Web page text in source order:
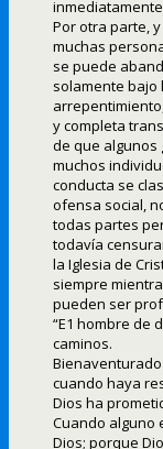
Por otra parte,
muchas
se puede
solamente bajo
y completa
de que algunos
muchos
conducta se
ofensa social,
todas partes
todavía
la Iglesia de
siempre
pueden ser
“E1 hombre de
caminos.
cuando haya
Dios ha
Cuando alguno
Dios; porque